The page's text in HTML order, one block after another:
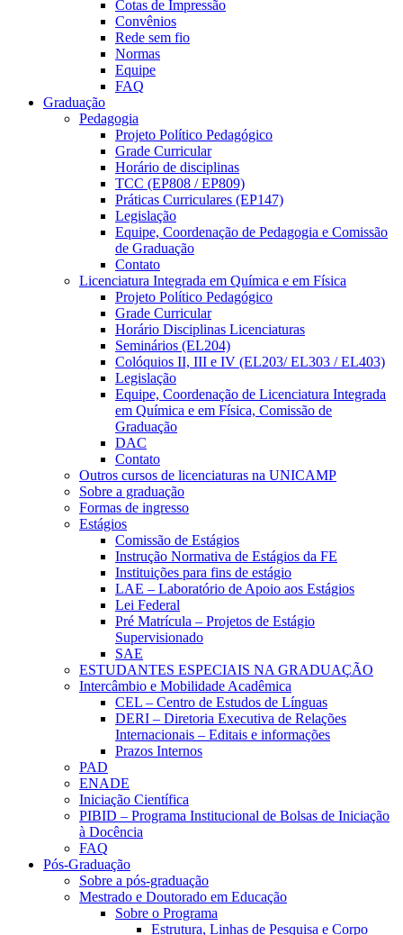
Cotas de Impressão
Convênios
Rede sem fio
Normas
Equipe
FAQ
Graduação
Pedagogia
Projeto Político Pedagógico
Grade Curricular
Horário de disciplinas
TCC (EP808 / EP809)
Práticas Curriculares (EP147)
Legislação
Equipe, Coordenação de Pedagogia e Comissão
de Graduação
Contato
Licenciatura Integrada em Química e em Física
Projeto Político Pedagógico
Grade Curricular
Horário Disciplinas Licenciaturas
Seminários (EL204)
Colóquios II, III e IV (EL203/ EL303 / EL403)
Legislação
Equipe, Coordenação de Licenciatura Integrada
em Química e em Física, Comissão de
Graduação
DAC
Contato
Outros cursos de licenciaturas na UNICAMP
Sobre a graduação
Formas de ingresso
Estágios
Comissão de Estágios
Instrução Normativa de Estágios da FE
Instituições para fins de estágio
LAE – Laboratório de Apoio aos Estágios
Lei Federal
Pré Matrícula – Projetos de Estágio
Supervisionado
SAE
ESTUDANTES ESPECIAIS NA GRADUAÇÃO
Intercâmbio e Mobilidade Acadêmica
CEL – Centro de Estudos de Línguas
DERI – Diretoria Executiva de Relações
Internacionais – Editais e informações
Prazos Internos
PAD
ENADE
Iniciação Científica
PIBID – Programa Institucional de Bolsas de Iniciação
à Docência
FAQ
Pós-Graduação
Sobre a pós-graduação
Mestrado e Doutorado em Educação
Sobre o Programa
Estrutura, Linhas de Pesquisa e Corpo